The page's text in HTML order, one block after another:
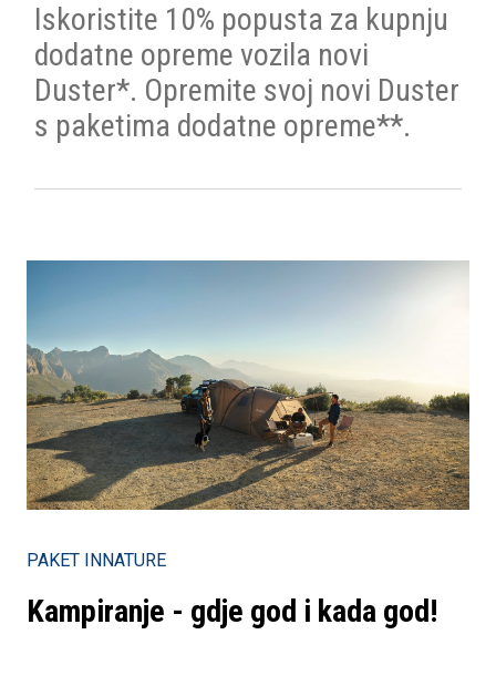
Iskoristite 10% popusta za kupnju
dodatne opreme vozila novi
Duster*. Opremite svoj novi Duster
s paketima dodatne opreme**.
PAKET INNATURE
Kampiranje - gdje god i kada god!